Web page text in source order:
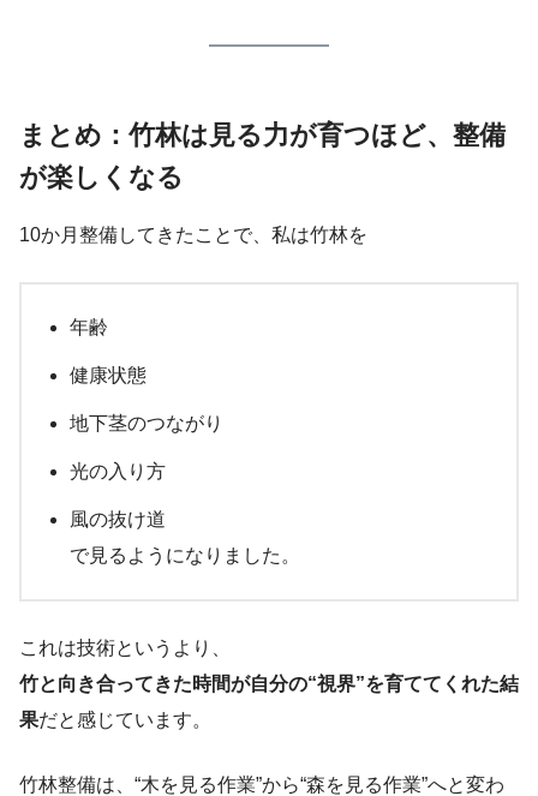
まとめ：竹林は見る力が育つほど、整備
が楽しくなる
10か月整備してきたことで、私は竹林を
年齢
健康状態
地下茎のつながり
光の入り方
風の抜け道
で見るようになりました。
これは技術というより、
竹と向き合ってきた時間が自分の“視界”を育ててくれた結
果だと感じています。
竹林整備は、“木を見る作業”から“森を見る作業”へと変わ